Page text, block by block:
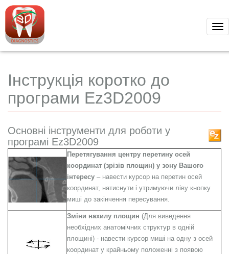
Інструкція коротко до
програми Еz3D2009
Основні інструменти для роботи у
програмі Еz3D2009
Перетягування центру перетину осей
координат (зрізів площин) у зону Вашого
інтересу – навести курсор на перетин осей
координат, натиснути і утримуючи ліву кнопку
миші до закінчення пересування.
Зміни нахилу площин (Для виведення
необхідних анатомічних структур в одній
площині) - навести курсор миші на одну з осей
координат у крайньому положенні з появою